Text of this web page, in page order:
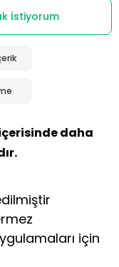
İstiyorum
daha
için